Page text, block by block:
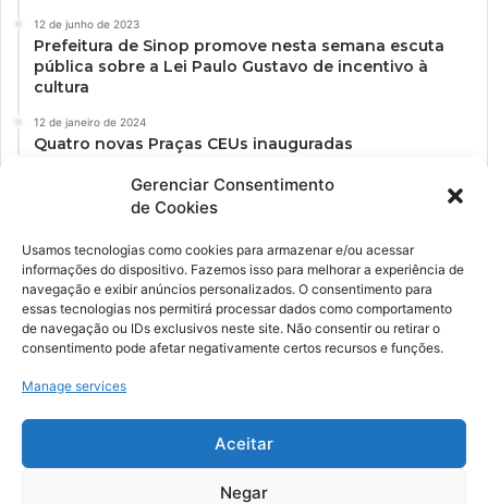
Gerenciar Consentimento
de Cookies
Usamos tecnologias como cookies para armazenar e/ou acessar
informações do dispositivo. Fazemos isso para melhorar a experiência de
navegação e exibir anúncios personalizados. O consentimento para
essas tecnologias nos permitirá processar dados como comportamento
de navegação ou IDs exclusivos neste site. Não consentir ou retirar o
consentimento pode afetar negativamente certos recursos e funções.
Manage services
Aceitar
Negar
12 de junho de 2023
Prefeitura de Sinop promove nesta semana escuta
pública sobre a Lei Paulo Gustavo de incentivo à
cultura
12 de janeiro de 2024
Quatro novas Praças CEUs inauguradas
Ockara é uma plataforma multicultural e criativa. Nossa proposta é
oferecer o máximo de ferramentas para realizadores e
YouTube